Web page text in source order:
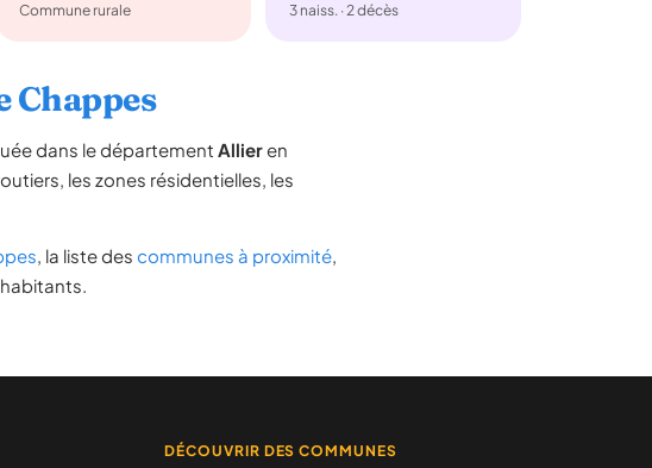
Commune rurale 3 naiss. · 2 décès
Chappes
dans le département Allieren
les zones résidentielles, les
, la liste des communes à proximité,
DÉCOUVRIR DES COMMUNES